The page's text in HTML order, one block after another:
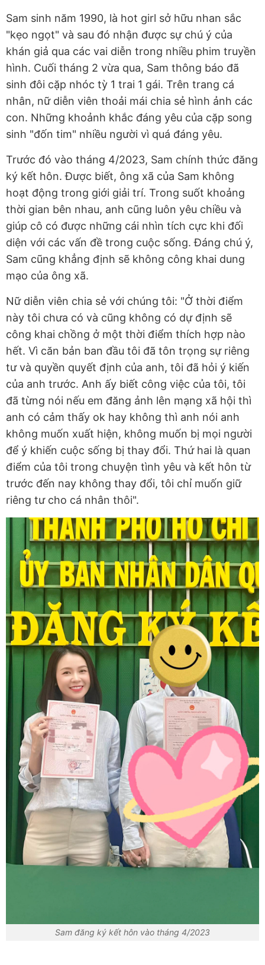
Sam sinh năm 1990, là hot girl sở hữu nhan sắc
"kẹo ngọt" và sau đó nhận được sự chú ý của
khán giả qua các vai diễn trong nhiều phim truyền
hình. Cuối tháng 2 vừa qua, Sam thông báo đã
sinh đôi cặp nhóc tỳ 1 trai 1 gái. Trên trang cá
nhân, nữ diễn viên thoải mái chia sẻ hình ảnh các
con. Những khoảnh khắc đáng yêu của cặp song
sinh "đốn tim" nhiều người vì quá đáng yêu.
Trước đó vào tháng 4/2023, Sam chính thức đăng
ký kết hôn. Được biết, ông xã của Sam không
hoạt động trong giới giải trí. Trong suốt khoảng
thời gian bên nhau, anh cũng luôn yêu chiều và
giúp cô có được những cái nhìn tích cực khi đối
diện với các vấn đề trong cuộc sống. Đáng chú ý,
Sam cũng khẳng định sẽ không công khai dung
mạo của ông xã.
Nữ diễn viên chia sẻ với chúng tôi: "Ở thời điểm
này tôi chưa có và cũng không có dự định sẽ
công khai chồng ở một thời điểm thích hợp nào
hết. Vì căn bản ban đầu tôi đã tôn trọng sự riêng
tư và quyền quyết định của anh, tôi đã hỏi ý kiến
của anh trước. Anh ấy biết công việc của tôi, tôi
đã từng nói nếu em đăng ảnh lên mạng xã hội thì
anh có cảm thấy ok hay không thì anh nói anh
không muốn xuất hiện, không muốn bị mọi người
để ý khiến cuộc sống bị thay đổi. Thứ hai là quan
điểm của tôi trong chuyện tình yêu và kết hôn từ
trước đến nay không thay đổi, tôi chỉ muốn giữ
riêng tư cho cá nhân thôi".
Sam đăng ký kết hôn vào tháng 4/2023